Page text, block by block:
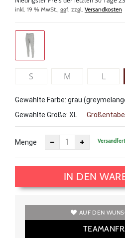
inkl. 19 % MwSt., ggf. zzgl. Versandkosten
S M L
Gewählte Farbe: grau
Gewählte Größe: XL
Menge
IN DEN
AUF DEN